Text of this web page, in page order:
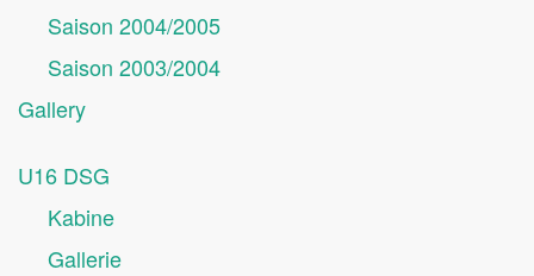
Saison 2004/2005
Saison 2003/2004
Gallery
U16 DSG
Kabine
Gallerie